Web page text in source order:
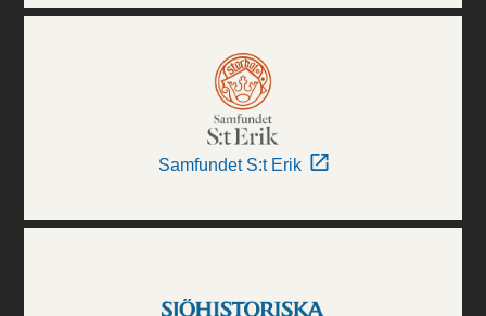
Samfundet S:t Erik